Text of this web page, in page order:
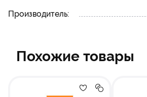
Производитель:
Похожие товары
Добавление в
Добавление